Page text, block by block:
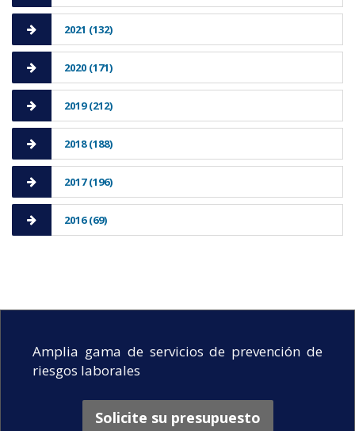
2021 (132)
2020 (171)
2019 (212)
2018 (188)
2017 (196)
2016 (69)
Amplia gama de servicios de prevención de
riesgos laborales
Solicite su presupuesto